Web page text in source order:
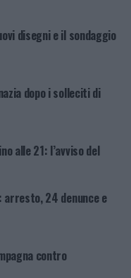
disegni e il sondaggio
dopo i solleciti di
alle 21: l’avviso del
24 denunce e
contro